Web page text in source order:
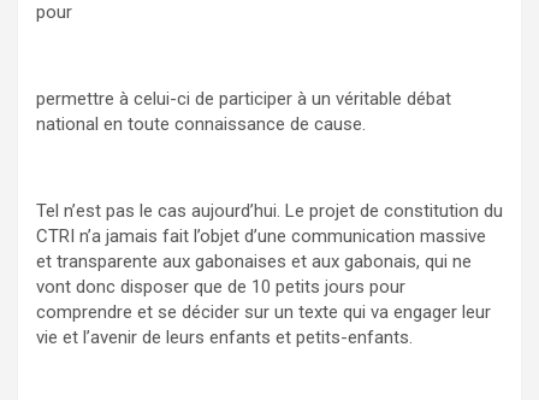
pour
permettre à celui-ci de participer à un véritable débat
national en toute connaissance de cause.
Tel n’est pas le cas aujourd’hui. Le projet de constitution du
CTRI n’a jamais fait l’objet d’une communication massive
et transparente aux gabonaises et aux gabonais, qui ne
vont donc disposer que de 10 petits jours pour
comprendre et se décider sur un texte qui va engager leur
vie et l’avenir de leurs enfants et petits-enfants.